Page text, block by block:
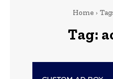
Home
Tag: